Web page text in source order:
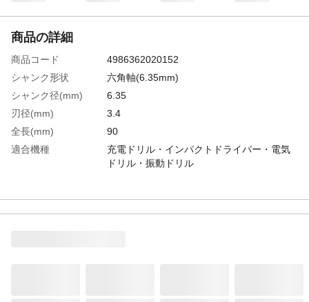
商品の詳細
商品コード
4986362020152
シャンク形状
六角軸(6.35mm)
シャンク径(mm)
6.35
刃径(mm)
3.4
全長(mm)
90
適合機種
充電ドリル・インパクトドライバー・電気
ドリル・振動ドリル
生産国
日本
重さ
16.000G